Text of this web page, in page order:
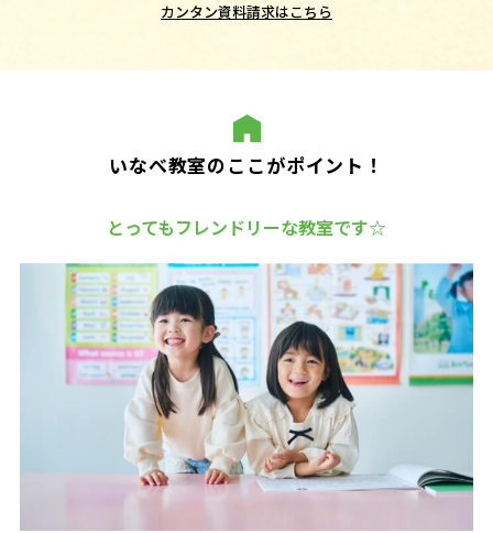
カンタン資料請求はこちら
いなべ教室のここがポイント！
とってもフレンドリーな教室です☆